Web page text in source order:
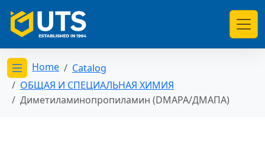
Открыть меню категорий
Home
Catalog
ОБЩАЯ И СПЕЦИАЛЬНАЯ ХИМИЯ
Диметиламинопропиламин (DMAPA/ДМАПА)